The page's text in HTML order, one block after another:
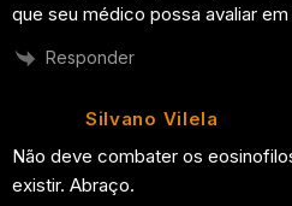
que seu médico possa avaliar
Responder
Silvano Vilela
Não deve combater os
existir. Abraço.